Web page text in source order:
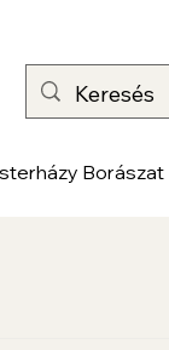
Borászat